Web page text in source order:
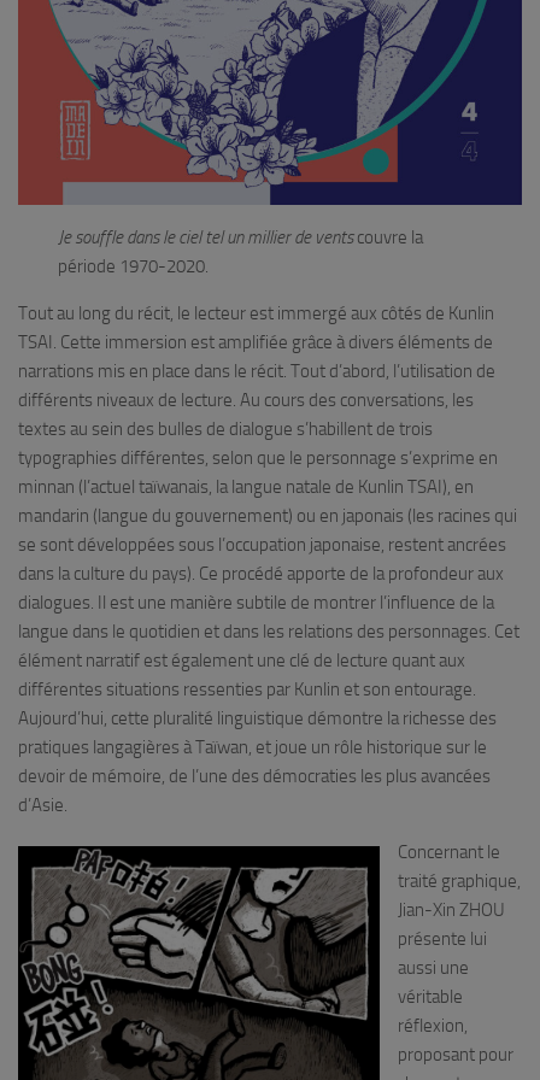
Je souffle dans le ciel tel un millier de ventscouvre la
période 1970-2020.
Tout au long du récit, le lecteur est immergé aux côtés de Kunlin
TSAI. Cette immersion est amplifiée grâce à divers éléments de
narrations mis en place dans le récit. Tout d’abord, l’utilisation de
différents niveaux de lecture. Au cours des conversations, les
textes au sein des bulles de dialogue s’habillent de trois
typographies différentes, selon que le personnage s’exprime en
minnan (l’actuel taïwanais, la langue natale de Kunlin TSAI), en
mandarin (langue du gouvernement) ou en japonais (les racines qui
se sont développées sous l’occupation japonaise, restent ancrées
dans la culture du pays). Ce procédé apporte de la profondeur aux
dialogues. Il est une manière subtile de montrer l’influence de la
langue dans le quotidien et dans les relations des personnages. Cet
élément narratif est également une clé de lecture quant aux
différentes situations ressenties par Kunlin et son entourage.
Aujourd’hui, cette pluralité linguistique démontre la richesse des
pratiques langagières à Taïwan, et joue un rôle historique sur le
devoir de mémoire, de l’une des démocraties les plus avancées
d’Asie.
Concernant le
traité graphique,
Jian-Xin ZHOU
présente lui
aussi une
véritable
réflexion,
proposant pour